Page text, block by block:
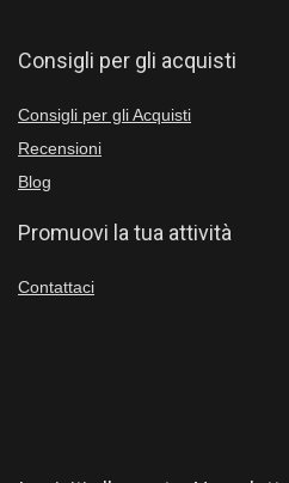
Consigli per gli acquisti
Consigli per gli Acquisti
Recensioni
Blog
Promuovi la tua attività
Contattaci